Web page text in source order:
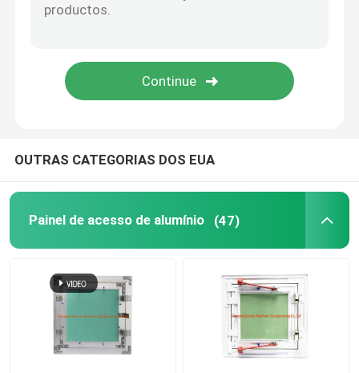
OUTRAS CATEGORIAS DOS EUA
Painel de acesso de alumínio (47)